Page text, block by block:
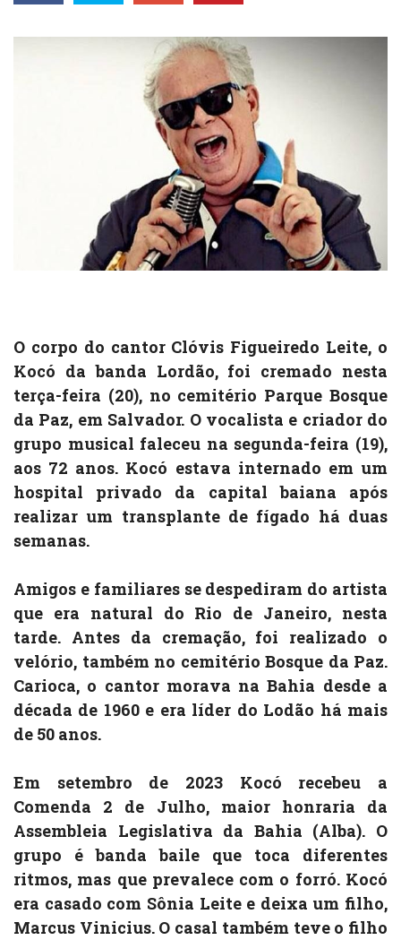
O corpo do cantor Clóvis Figueiredo Leite, o
Kocó da banda Lordão, foi cremado nesta
terça-feira (20), no cemitério Parque Bosque
da Paz, em Salvador. O vocalista e criador do
grupo musical faleceu na segunda-feira (19),
aos 72 anos. Kocó estava internado em um
hospital privado da capital baiana após
realizar um transplante de fígado há duas
semanas.
Amigos e familiares se despediram do artista
que era natural do Rio de Janeiro, nesta
tarde. Antes da cremação, foi realizado o
velório, também no cemitério Bosque da Paz.
Carioca, o cantor morava na Bahia desde a
década de 1960 e era líder do Lodão há mais
de 50 anos.
Em setembro de 2023 Kocó recebeu a
Comenda 2 de Julho, maior honraria da
Assembleia Legislativa da Bahia (Alba). O
grupo é banda baile que toca diferentes
ritmos, mas que prevalece com o forró. Kocó
era casado com Sônia Leite e deixa um filho,
Marcus Vinicius. O casal também teve o filho